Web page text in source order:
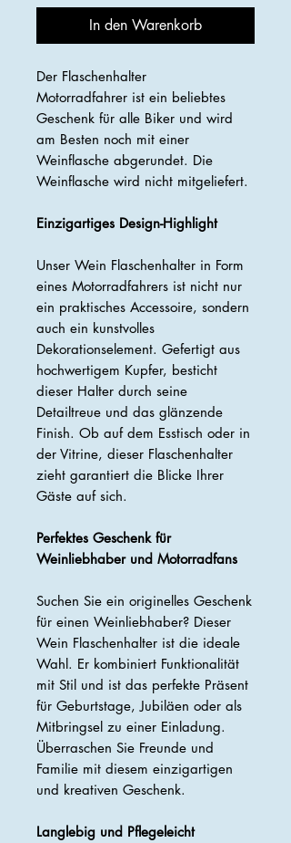
In den Warenkorb
Der Flaschenhalter
Motorradfahrer ist ein beliebtes
Geschenk für alle Biker und wird
am Besten noch mit einer
Weinflasche abgerundet. Die
Weinflasche wird nicht mitgeliefert.
Einzigartiges Design-Highlight
Unser Wein Flaschenhalter in Form
eines Motorradfahrers ist nicht nur
ein praktisches Accessoire, sondern
auch ein kunstvolles
Dekorationselement. Gefertigt aus
hochwertigem Kupfer, besticht
dieser Halter durch seine
Detailtreue und das glänzende
Finish. Ob auf dem Esstisch oder in
der Vitrine, dieser Flaschenhalter
zieht garantiert die Blicke Ihrer
Gäste auf sich.
Perfektes Geschenk für
Weinliebhaber und Motorradfans
Suchen Sie ein originelles Geschenk
für einen Weinliebhaber? Dieser
Wein Flaschenhalter ist die ideale
Wahl. Er kombiniert Funktionalität
mit Stil und ist das perfekte Präsent
für Geburtstage, Jubiläen oder als
Mitbringsel zu einer Einladung.
Überraschen Sie Freunde und
Familie mit diesem einzigartigen
und kreativen Geschenk.
Langlebig und Pflegeleicht